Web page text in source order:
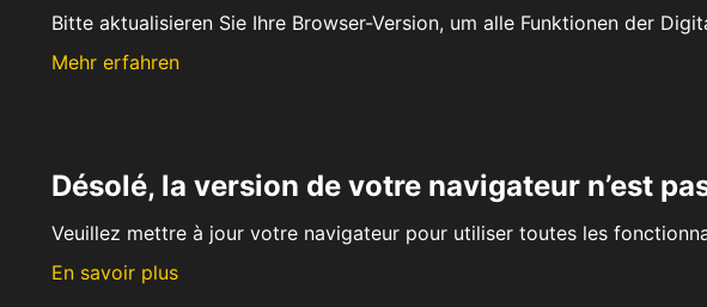
Bitte aktualisieren Sie Ihre Browser-Version, um alle Funktionen der
Mehr erfahren
Désolé, la version de votre navigateur n’est
Veuillez mettre à jour votre navigateur pour utiliser toutes les
En savoir plus